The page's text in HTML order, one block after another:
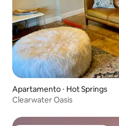
Apartamento ⋅ Hot Springs
Clearwater Oasis